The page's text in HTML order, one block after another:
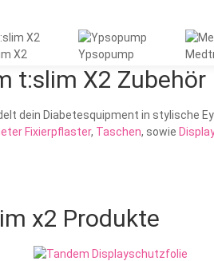
X2 Ypsopump
t:slim X2 Zubehör
dein Diabetesquipment in stylische
Fixierpflaster, Taschen, sowie
x2 Produkte